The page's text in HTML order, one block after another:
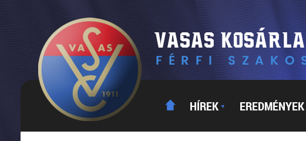
HÍREK ▼ EREDMÉNYEK